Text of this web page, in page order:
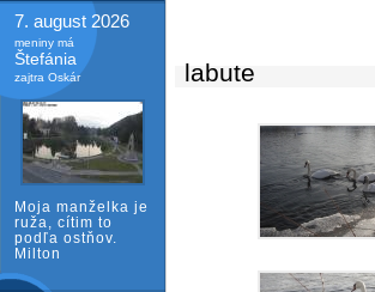
7. august 2026
meniny má
Štefánia
zajtra Oskár
Moja manželka je
ruža, cítim to
podľa ostňov.
Milton
labute